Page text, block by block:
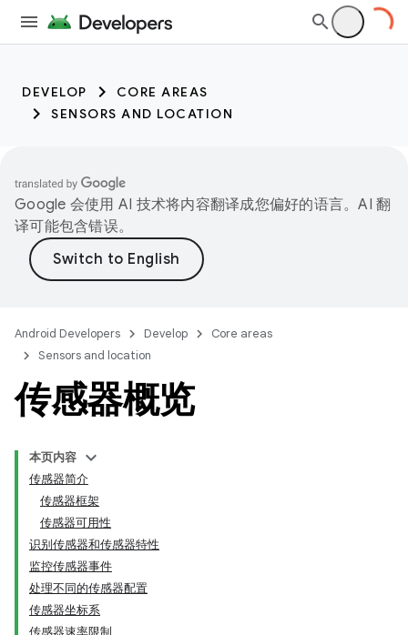
DEVELOP
CORE AREAS
SENSORS AND LOCATION
Google 会使用 AI 技术将内容翻译成您偏好的语言。AI 翻
译可能包含错误。
Android Developers Develop
Core areas
Sensors and location
传感器概览
本页内容
传感器简介
传感器框架
传感器可用性
识别传感器和传感器特性
监控传感器事件
处理不同的传感器配置
传感器坐标系
传感器速率限制